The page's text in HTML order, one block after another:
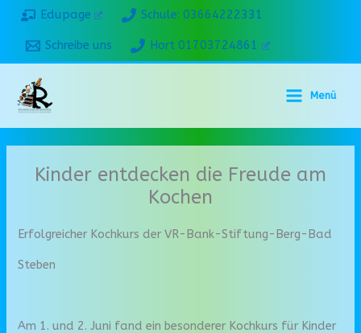
Zum
Inhalt
springen
Edupage Schule: 03664222331
Schreibe uns Hort 01703724861
Menü
Kinder entdecken die Freude am
Kochen
Erfolgreicher Kochkurs der VR-Bank-Stiftung-Berg-Bad
Steben
Am 1. und 2. Juni fand ein besonderer Kochkurs für Kinder